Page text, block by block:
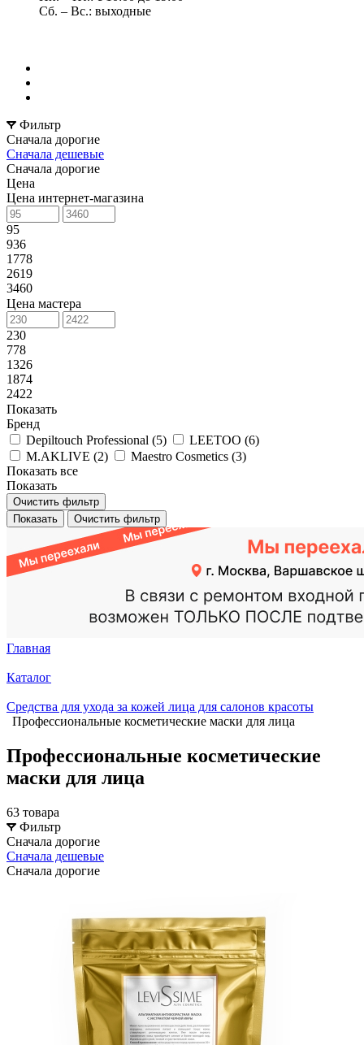
Сб. – Вс.: выходные
Фильтр
Сначала дорогие
Сначала дешевые
Сначала дорогие
Цена
Цена интернет-магазина
95
936
1778
2619
3460
Цена мастера
230
778
1326
1874
2422
Показать
Бренд
Depiltouch Professional (5) LEETOO (6)
M.AKLIVE (2) Maestro Cosmetics (3)
Показать все
Показать
Очистить фильтр
Показать
Очистить фильтр
Главная
Каталог
Средства для ухода за кожей лица для салонов красоты
Профессиональные косметические маски для лица
Профессиональные косметические
маски для лица
63 товара
Фильтр
Сначала дорогие
Сначала дешевые
Сначала дорогие